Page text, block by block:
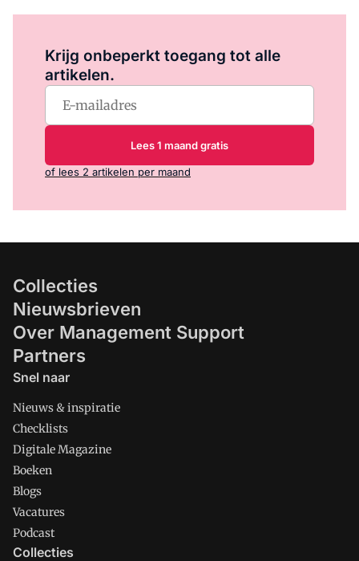
Krijg onbeperkt toegang tot alle
artikelen.
Lees 1 maand gratis
of lees 2 artikelen per maand
Collecties
Nieuwsbrieven
Over Management Support
Partners
Snel naar
Nieuws & inspiratie
Checklists
Digitale Magazine
Boeken
Blogs
Vacatures
Podcast
Collecties